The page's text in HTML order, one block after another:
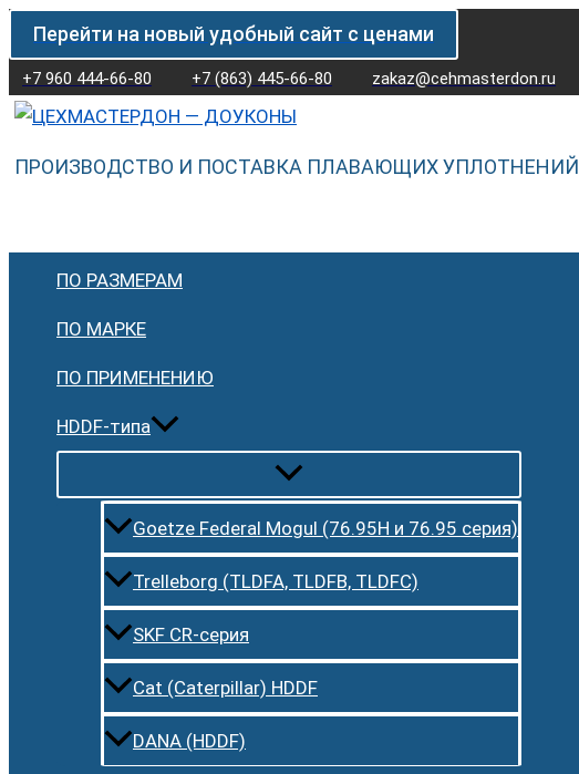
Перейти
содержимому
Перейти на новый удобный сайт с ценами
+7 960 444-66-80 +7 (863) 445-66-80 zakaz@cehmasterdon.ru
ПРОИЗВОДСТВО И ПОСТАВКА ПЛАВАЮЩИХ УПЛОТНЕНИЙ
ПО РАЗМЕРАМ
ПО МАРКЕ
ПО ПРИМЕНЕНИЮ
HDDF-типа
Goetze Federal Mogul (76.95H и 76.95 серия)
Trelleborg (TLDFA, TLDFB, TLDFC)
SKF CR-серия
Cat (Caterpillar) HDDF
DANA (HDDF)